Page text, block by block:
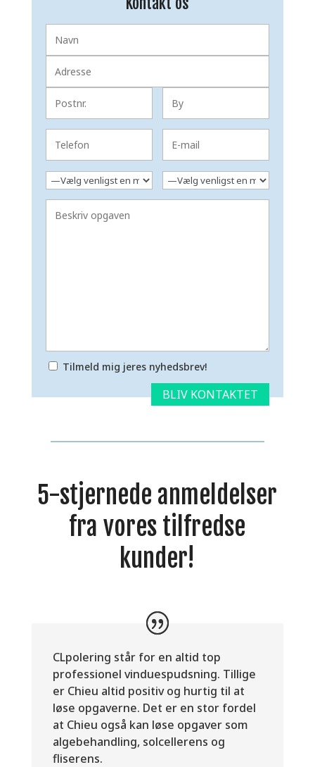
Tilmeld mig jeres nyhedsbrev!
5-stjernede anmeldelser
fra vores tilfredse
kunder!
CLpolering står for en altid top
professionel vinduespudsning. Tillige
er Chieu altid positiv og hurtig til at
løse opgaverne. Det er en stor fordel
at Chieu også kan løse opgaver som
algebehandling, solcellerens og
fliserens.